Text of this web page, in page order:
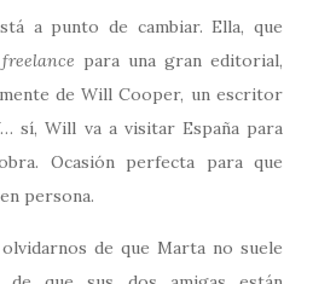
a punto de cambiar. Ella, que
freelance para una gran editorial,
de Will Cooper, un escritor
sí, Will va a visitar España para
Ocasión perfecta para que
persona.
de que Marta no suele